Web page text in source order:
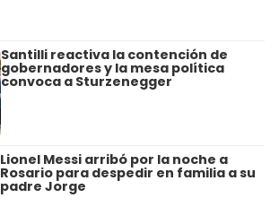
Santilli reactiva la contención de
gobernadores y la mesa política
convoca a Sturzenegger
Lionel Messi arribó por la noche a
Rosario para despedir en familia a su
padre Jorge